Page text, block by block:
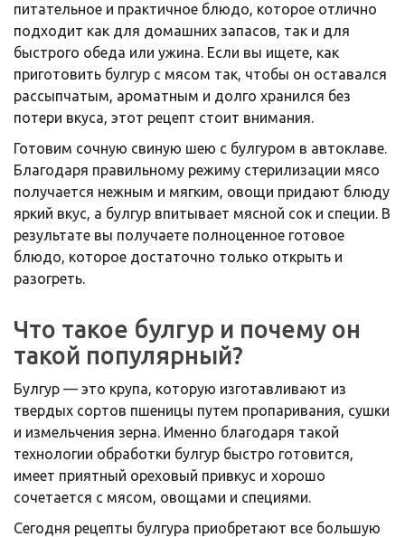
питательное и практичное блюдо, которое отлично
подходит как для домашних запасов, так и для
быстрого обеда или ужина. Если вы ищете, как
приготовить булгур с мясом так, чтобы он оставался
рассыпчатым, ароматным и долго хранился без
потери вкуса, этот рецепт стоит внимания.
Готовим сочную свиную шею с булгуром в автоклаве.
Благодаря правильному режиму стерилизации мясо
получается нежным и мягким, овощи придают блюду
яркий вкус, а булгур впитывает мясной сок и специи. В
результате вы получаете полноценное готовое
блюдо, которое достаточно только открыть и
разогреть.
Что такое булгур и почему он
такой популярный?
Булгур — это крупа, которую изготавливают из
твердых сортов пшеницы путем пропаривания, сушки
и измельчения зерна. Именно благодаря такой
технологии обработки булгур быстро готовится,
имеет приятный ореховый привкус и хорошо
сочетается с мясом, овощами и специями.
Сегодня рецепты булгура приобретают все большую